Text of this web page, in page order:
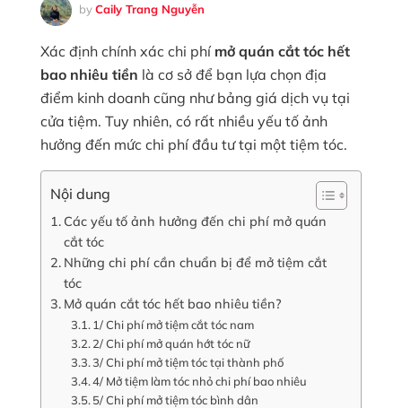
byCaily Trang Nguyễn
Xác định chính xác chi phí mở quán cắt tóc hết
bao nhiêu tiền là cơ sở để bạn lựa chọn địa
điểm kinh doanh cũng như bảng giá dịch vụ tại
cửa tiệm. Tuy nhiên, có rất nhiều yếu tố ảnh
hưởng đến mức chi phí đầu tư tại một tiệm tóc.
Nội dung
Các yếu tố ảnh hưởng đến chi phí mở quán
cắt tóc
Những chi phí cần chuẩn bị để mở tiệm cắt
tóc
Mở quán cắt tóc hết bao nhiêu tiền?
1/ Chi phí mở tiệm cắt tóc nam
2/ Chi phí mở quán hớt tóc nữ
3/ Chi phí mở tiệm tóc tại thành phố
4/ Mở tiệm làm tóc nhỏ chi phí bao nhiêu
5/ Chi phí mở tiệm tóc bình dân